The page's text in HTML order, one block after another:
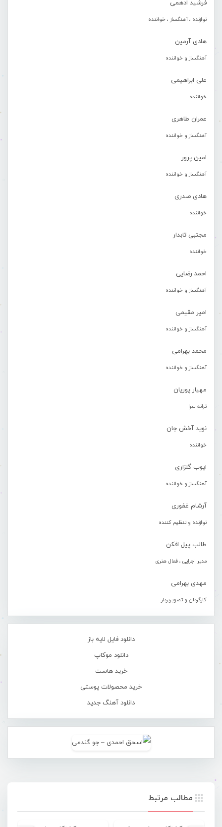
فرشید ادهمی
نوازنده ، آهنگساز ، خواننده
هادی آرمین
آهنگساز و خواننده
علی ابراهیمی
خواننده
عمران طاهری
آهنگساز و خواننده
امین پرور
آهنگساز و خواننده
هادی صدری
خواننده
مجتبی تابدار
خواننده
احمد رضایی
آهنگساز و خواننده
امیر مقیمی
آهنگساز و خواننده
محمد بهرامی
آهنگساز و خواننده
مهیار پوریان
ترانه سرا
نوید آخش جان
خواننده
ایوب گلزاری
آهنگساز و خواننده
آرشام غفوری
نوازنده و تنظیم کننده
طالب پیل افکن
مدیر اجرایی ، فعال هنری
مهدی بهرامی
کارگردان و تصویربردار
دانلود فایل لایه باز
دانلود موکاپ
خرید هاست
خرید محصولات پوستی
دانلود آهنگ جدید
مطالب مرتبط